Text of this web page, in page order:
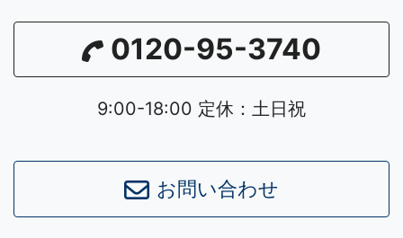
0120-95-3740
9:00-18:00 定休：土日祝
お問い合わせ